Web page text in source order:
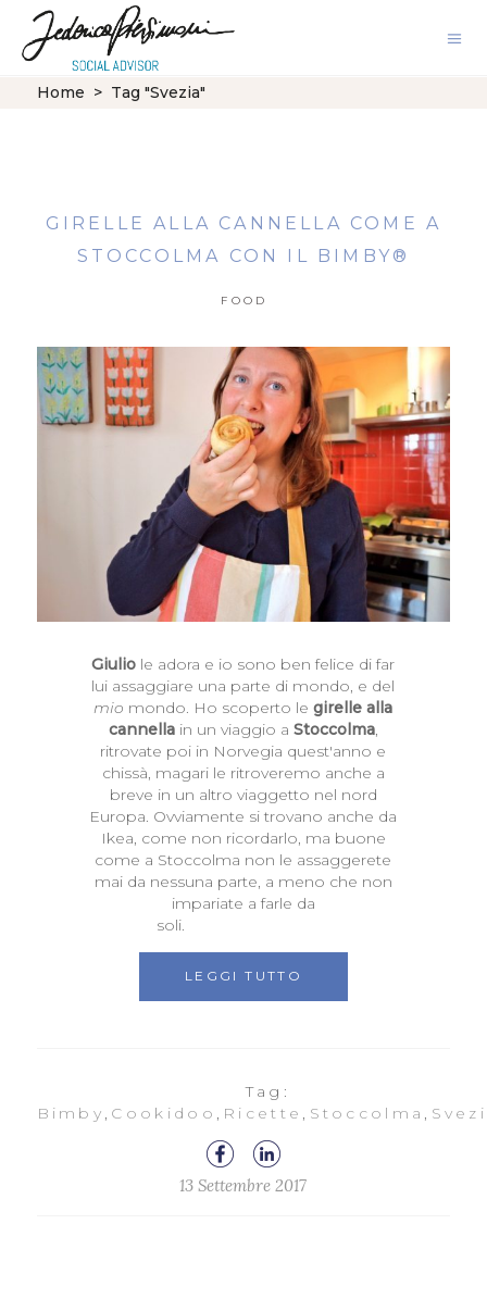
Home > Tag "Svezia"
GIRELLE ALLA CANNELLA COME A
STOCCOLMA CON IL BIMBY®
FOOD
Giulio le adora e io sono ben felice di far
lui assaggiare una parte di mondo, e del
mio mondo. Ho scoperto legirelle alla
cannellain un viaggio a Stoccolma,
ritrovate poi in Norvegia quest'anno e
chissà, magari le ritroveremo anche a
breve in un altro viaggetto nel nord
Europa. Ovviamente si trovano anche da
Ikea, come non ricordarlo, ma buone
come a Stoccolma non le assaggerete
mai da nessuna parte, a meno che non
impariate a farle da
soli.
LEGGI TUTTO
Tag:
Bimby , Cookidoo , Ricette , Stoccolma ,
13 Settembre 2017